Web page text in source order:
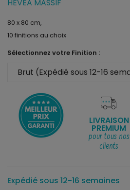
HÉVÉA MASSIF
80 x 80 cm,
10 finitions au choix
Sélectionnez votre Finition :
LIVRAISON
PREMIUM
pour tous nos
clients
Expédié sous 12-16 semaines